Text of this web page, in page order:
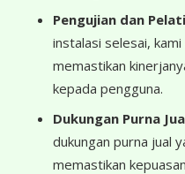
Pengujian dan
instalasi selesai,
memastikan
kepada pengguna.
Dukungan Purna
dukungan purna jual
memastikan